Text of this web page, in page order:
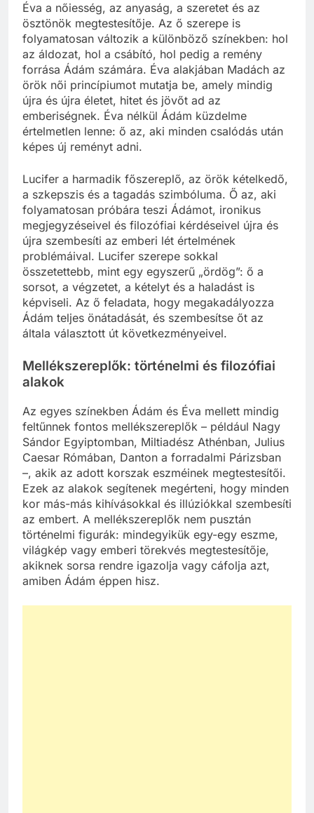
Éva a nőiesség, az anyaság, a szeretet és az
ösztönök megtestesítője. Az ő szerepe is
folyamatosan változik a különböző színekben: hol
az áldozat, hol a csábító, hol pedig a remény
forrása Ádám számára. Éva alakjában Madách az
örök női princípiumot mutatja be, amely mindig
újra és újra életet, hitet és jövőt ad az
emberiségnek. Éva nélkül Ádám küzdelme
értelmetlen lenne: ő az, aki minden csalódás után
képes új reményt adni.
Lucifer a harmadik főszereplő, az örök kételkedő,
a szkepszis és a tagadás szimbóluma. Ő az, aki
folyamatosan próbára teszi Ádámot, ironikus
megjegyzéseivel és filozófiai kérdéseivel újra és
újra szembesíti az emberi lét értelmének
problémáival. Lucifer szerepe sokkal
összetettebb, mint egy egyszerű „ördög”: ő a
sorsot, a végzetet, a kételyt és a haladást is
képviseli. Az ő feladata, hogy megakadályozza
Ádám teljes önátadását, és szembesítse őt az
általa választott út következményeivel.
Mellékszereplők: történelmi és filozófiai
alakok
Az egyes színekben Ádám és Éva mellett mindig
feltűnnek fontos mellékszereplők – például Nagy
Sándor Egyiptomban, Miltiadész Athénban, Julius
Caesar Rómában, Danton a forradalmi Párizsban
–, akik az adott korszak eszméinek megtestesítői.
Ezek az alakok segítenek megérteni, hogy minden
kor más-más kihívásokkal és illúziókkal szembesíti
az embert. A mellékszereplők nem pusztán
történelmi figurák: mindegyikük egy-egy eszme,
világkép vagy emberi törekvés megtestesítője,
akiknek sorsa rendre igazolja vagy cáfolja azt,
amiben Ádám éppen hisz.